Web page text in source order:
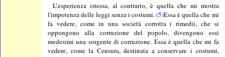
L’esperienza istessa, al contrario, è quella che mi mostra
l'impotenza delle leggi senza i costumi.(5)Essa è quella che mi
fa vedere, come in una società corrotta i rimedii, che si
oppongono alla corruzione del popolo, divengono essi
medesimi una sorgente di corruzione. Essa è quella che mi fa
vedere, come la Censura, destinata a conservare i costumi,